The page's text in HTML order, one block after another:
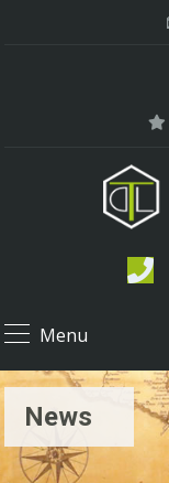
Menu
News